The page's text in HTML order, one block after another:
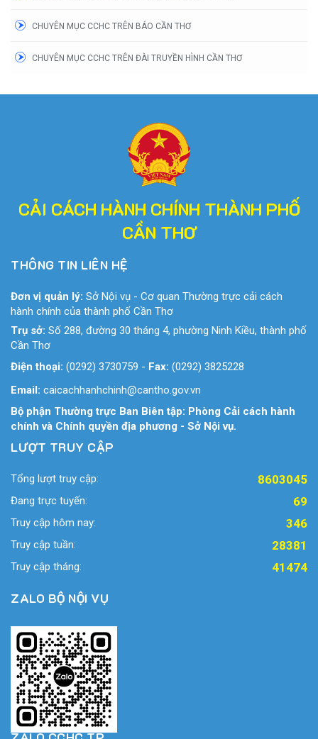
CHUYÊN MỤC CCHC TRÊN BÁO CẦN THƠ
CHUYÊN MỤC CCHC TRÊN ĐÀI TRUYỀN HÌNH CẦN THƠ
CẢI CÁCH HÀNH CHÍNH THÀNH PHỐ
CẦN THƠ
THÔNG TIN LIÊN HỆ
Đơn vị quản lý: Sở Nội vụ - Cơ quan Thường trực cải cách
hành chính của thành phố Cần Thơ
Trụ sở: Số 288, đường 30 tháng 4, phường Ninh Kiều, thành phố
Cần Thơ
Điện thoại: (0292) 3730759 - Fax: (0292) 3825228
Email: caicachhanhchinh@cantho.gov.vn
Bộ phận Thường trực Ban Biên tập: Phòng Cải cách hành
chính và Chính quyền địa phương - Sở Nội vụ.
LƯỢT TRUY CẬP
Tổng lượt truy cập: 8603045
Đang trực tuyến: 69
Truy cập hôm nay: 346
Truy cập tuần: 28381
Truy cập tháng: 41474
ZALO BỘ NỘI VỤ